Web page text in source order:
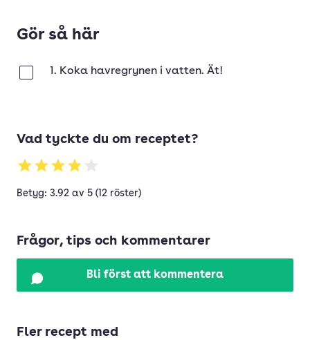
Gör så här
1. Koka havregrynen i vatten. Ät!
Vad tyckte du om receptet?
Betyg: 3.92 av 5 (12 röster)
Frågor, tips och kommentarer
Bli först att kommentera
Fler recept med